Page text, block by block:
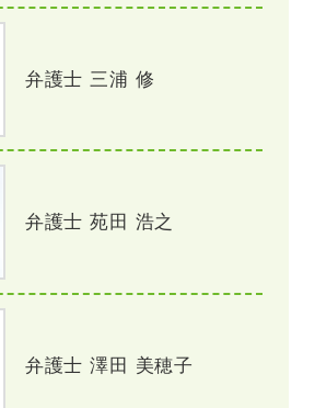
弁護士 三浦 修
弁護士 苑田 浩之
弁護士 澤田 美穂子